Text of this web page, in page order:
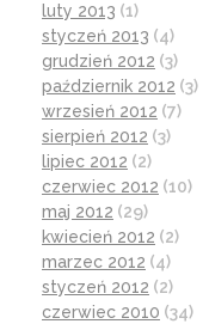
luty 2013 (1)
styczeń 2013 (4)
grudzień 2012 (3)
październik 2012 (3)
wrzesień 2012 (7)
sierpień 2012 (3)
lipiec 2012 (2)
czerwiec 2012 (10)
maj 2012 (29)
kwiecień 2012 (2)
marzec 2012 (4)
styczeń 2012 (2)
czerwiec 2010 (34)